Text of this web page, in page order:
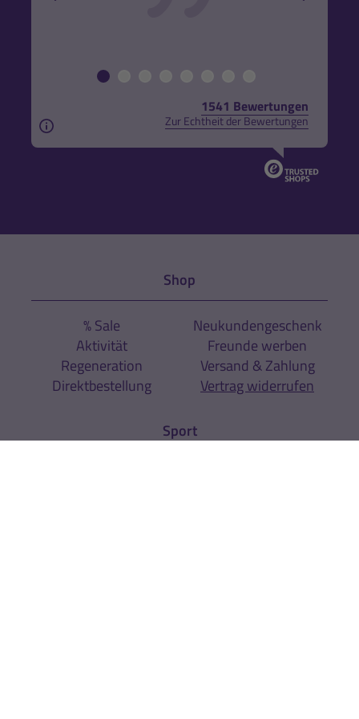
1541 Bewertungen
Zur Echtheit der Bewertungen
Aus rechtlichen Gründen weisen wir darauf hin,
Shop
% Sale
Aktivität
Regeneration
Direktbestellung
Neukundengeschenk
Freunde werben
Versand & Zahlung
Vertrag widerrufen
Sport